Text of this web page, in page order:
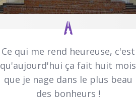
Ce qui me rend heureuse, c'est
qu'aujourd'hui ça fait huit mois
que je nage dans le plus beau
des bonheurs !